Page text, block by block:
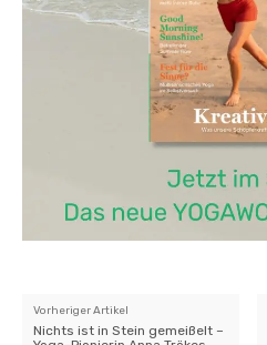
Vorheriger Artikel
Nichts ist in Stein gemeißelt –